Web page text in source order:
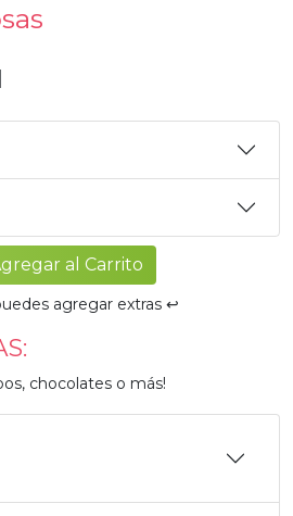
al Carrito
agregar extras ↩️
chocolates o más!